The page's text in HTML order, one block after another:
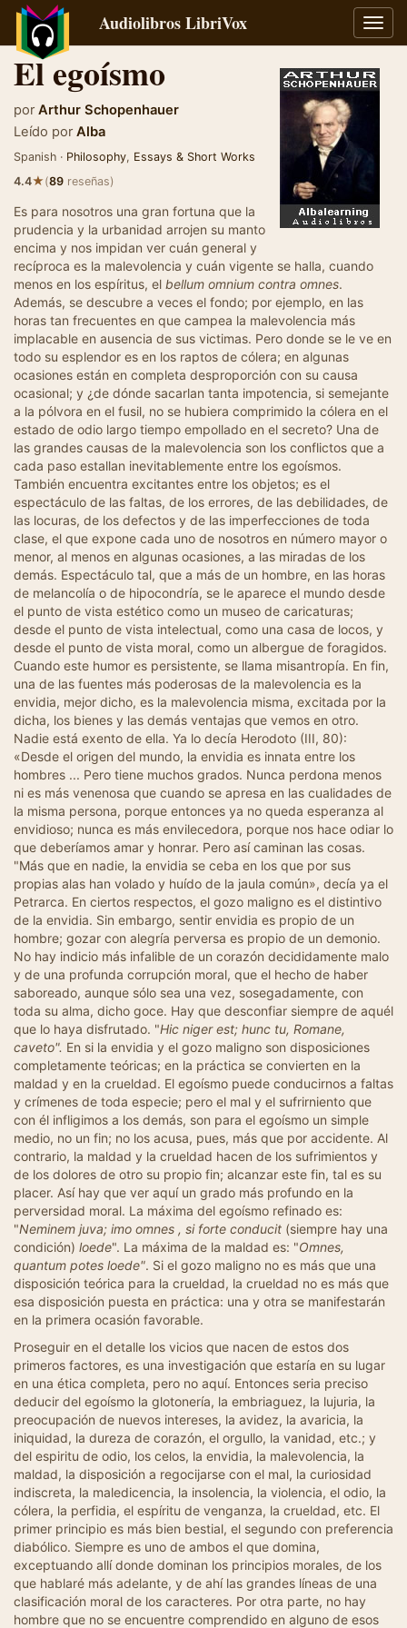
Audiolibros LibriVox
El egoísmo
por Arthur Schopenhauer
Leído por Alba
Spanish · Philosophy, Essays & Short Works
4.4★(89 reseñas)
Es para nosotros una gran fortuna que la
prudencia y la urbanidad arrojen su manto
encima y nos impidan ver cuán general y
recíproca es la malevolencia y cuán vigente se halla, cuando
menos en los espíritus, el bellum omnium contra omnes.
Además, se descubre a veces el fondo; por ejemplo, en las
horas tan frecuentes en que campea la malevolencia más
implacable en ausencia de sus victimas. Pero donde se le ve en
todo su esplendor es en los raptos de cólera; en algunas
ocasiones están en completa desproporción con su causa
ocasional; y ¿de dónde sacarlan tanta impotencia, si semejante
a la pólvora en el fusil, no se hubiera comprimido la cólera en el
estado de odio largo tiempo empollado en el secreto? Una de
las grandes causas de la malevolencia son los conflictos que a
cada paso estallan inevitablemente entre los egoísmos.
También encuentra excitantes entre los objetos; es el
espectáculo de las faltas, de los errores, de las debilidades, de
las locuras, de los defectos y de las imperfecciones de toda
clase, el que expone cada uno de nosotros en número mayor o
menor, al menos en algunas ocasiones, a las miradas de los
demás. Espectáculo tal, que a más de un hombre, en las horas
de melancolía o de hipocondría, se le aparece el mundo desde
el punto de vista estético como un museo de caricaturas;
desde el punto de vista intelectual, como una casa de locos, y
desde el punto de vista moral, como un albergue de foragidos.
Cuando este humor es persistente, se llama misantropía. En fin,
una de las fuentes más poderosas de la malevolencia es la
envidia, mejor dicho, es la malevolencia misma, excitada por la
dicha, los bienes y las demás ventajas que vemos en otro.
Nadie está exento de ella. Ya lo decía Herodoto (III, 80):
«Desde el origen del mundo, la envidia es innata entre los
hombres ... Pero tiene muchos grados. Nunca perdona menos
ni es más venenosa que cuando se apresa en las cualidades de
la misma persona, porque entonces ya no queda esperanza al
envidioso; nunca es más envilecedora, porque nos hace odiar lo
que deberíamos amar y honrar. Pero así caminan las cosas.
"Más que en nadie, la envidia se ceba en los que por sus
propias alas han volado y huído de la jaula común», decía ya el
Petrarca. En ciertos respectos, el gozo maligno es el distintivo
de la envidia. Sin embargo, sentir envidia es propio de un
hombre; gozar con alegría perversa es propio de un demonio.
No hay indicio más infalible de un corazón decididamente malo
y de una profunda corrupción moral, que el hecho de haber
saboreado, aunque sólo sea una vez, sosegadamente, con
toda su alma, dicho goce. Hay que desconfiar siempre de aquél
que lo haya disfrutado. "Hic niger est; hunc tu, Romane,
caveto". En si la envidia y el gozo maligno son disposiciones
completamente teóricas; en la práctica se convierten en la
maldad y en la crueldad. El egoísmo puede conducirnos a faltas
y crímenes de toda especie; pero el mal y el sufrirniento que
con él infligimos a los demás, son para el egoísmo un simple
medio, no un fin; no los acusa, pues, más que por accidente. Al
contrario, la maldad y la crueldad hacen de los sufrimientos y
de los dolores de otro su propio fin; alcanzar este fin, tal es su
placer. Así hay que ver aquí un grado más profundo en la
perversidad moral. La máxima del egoísmo refinado es:
"Neminem juva; imo omnes , si forte conducit (siempre hay una
condición) loede". La máxima de la maldad es: "Omnes,
quantum potes loede". Si el gozo maligno no es más que una
disposición teórica para la crueldad, la crueldad no es más que
esa disposición puesta en práctica: una y otra se manifestarán
en la primera ocasión favorable.
Proseguir en el detalle los vicios que nacen de estos dos
primeros factores, es una investigación que estaría en su lugar
en una ética completa, pero no aquí. Entonces seria preciso
deducir del egoísmo la glotonería, la embriaguez, la lujuria, la
preocupación de nuevos intereses, la avidez, la avaricia, la
iniquidad, la dureza de corazón, el orgullo, la vanidad, etc.; y
del espiritu de odio, los celos, la envidia, la malevolencia, la
maldad, la disposición a regocijarse con el mal, la curiosidad
indiscreta, la maledicencia, la insolencia, la violencia, el odio, la
cólera, la perfidia, el espíritu de venganza, la crueldad, etc. El
primer principio es más bien bestial, el segundo con preferencia
diabólico. Siempre es uno de ambos el que domina,
exceptuando allí donde dominan los principios morales, de los
que hablaré más adelante, y de ahí las grandes líneas de una
clasificación moral de los caracteres. Por otra parte, no hay
hombre que no se encuentre comprendido en alguno de esos